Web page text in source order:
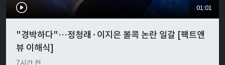
01:01
"경박하다"…정청래·이지은 볼콕 논란 일갈 [팩트앤
뷰 이해식]
7시간 전